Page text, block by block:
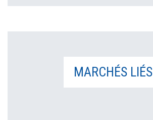
MARCHÉS LIÉS